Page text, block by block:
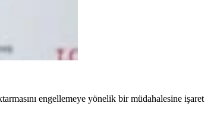
engellemeye yönelik bir müdahalesine işaret